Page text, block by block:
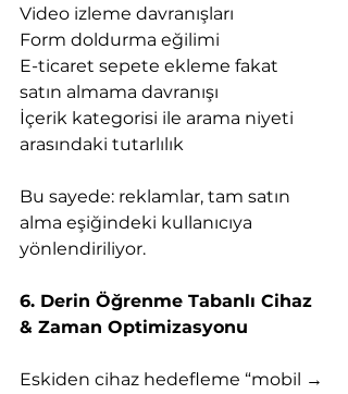
Video izleme davranışları
Form doldurma eğilimi
E-ticaret sepete ekleme fakat
satın almama davranışı
İçerik kategorisi ile arama niyeti
arasındaki tutarlılık
Bu sayede: reklamlar, tam satın
alma eşiğindeki kullanıcıya
yönlendiriliyor.
6. Derin Öğrenme Tabanlı Cihaz
& Zaman Optimizasyonu
Eskiden cihaz hedefleme “mobil →